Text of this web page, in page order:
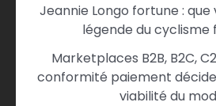
Jeannie Longo fortune :
légende du cyclisme
Marketplaces B2B, B2C,
conformité paiement
viabilité du